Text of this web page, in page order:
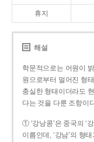
휴지
해설
학문적으로는 어원이
원으로부터 멀어진 형
충실한 형태이더라도
다는 것을 다룬 조항이
① ‘강낭콩’은 중국의 ‘
이름인데, ‘강남’의 형